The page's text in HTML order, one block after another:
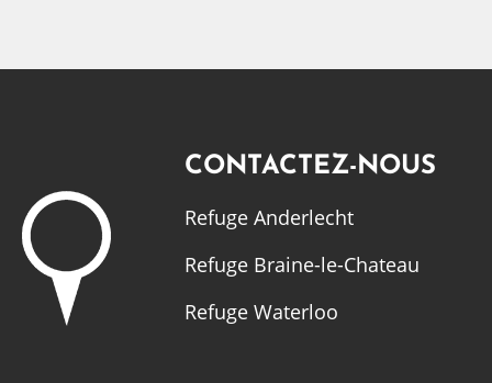
CONTACTEZ-NOUS
Refuge Anderlecht
Refuge Braine-le-Chateau
Refuge Waterloo